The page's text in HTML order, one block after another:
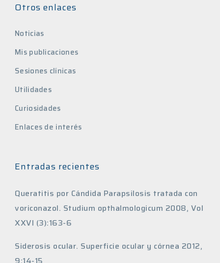
Otros enlaces
Noticias
Mis publicaciones
Sesiones clínicas
Utilidades
Curiosidades
Enlaces de interés
Entradas recientes
Queratitis por Cándida Parapsilosis tratada con
voriconazol. Studium opthalmologicum 2008, Vol
XXVI (3):163-6
Siderosis ocular. Superficie ocular y córnea 2012,